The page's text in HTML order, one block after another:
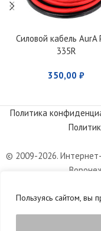
Пользуясь сайтом, вы
Силовой кабель AurA
335R
350,00 ₽
Политика
© 2009-2026. Интернет-
характер и не
положениями